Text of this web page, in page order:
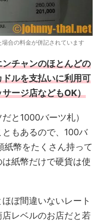
合の料金が併記されています
チャンのほとんどの
ルを支払いに利用可
ージ店などもOK）
と1000バーツ札）
もあるので、100バ
幣をたくさん持って
紙幣だけで硬貨は使
ぼ間違いないレート
レベルのお店だと若